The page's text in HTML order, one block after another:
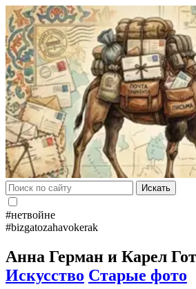
Искать
#нетвойне
#bizgatozahavokerak
Анна Герман и Карел
Искусство Старые фото